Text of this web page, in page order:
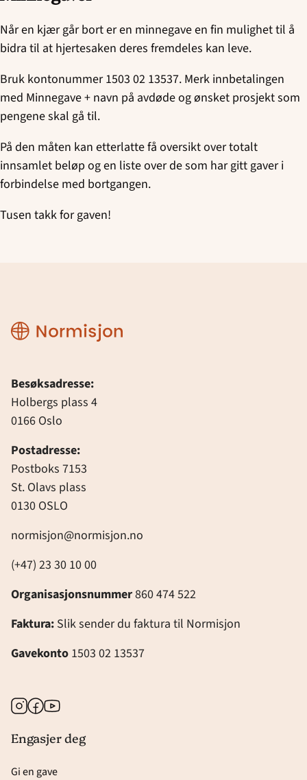
Når en kjær går bort er en minnegave en fin mulighet til å
bidra til at hjertesaken deres fremdeles kan leve.
Bruk kontonummer 1503 02 13537. Merk innbetalingen
med Minnegave + navn på avdøde og ønsket prosjekt som
pengene skal gå til.
På den måten kan etterlatte få oversikt over totalt
innsamlet beløp og en liste over de som har gitt gaver i
forbindelse med bortgangen.
Tusen takk for gaven!
Normisjon
Besøksadresse:
Holbergs plass 4
0166 Oslo
Postadresse:
Postboks 7153
St. Olavs plass
0130 OSLO
normisjon@normisjon.no
(+47) 23 30 10 00
Organisasjonsnummer860 474 522
Faktura: Slik sender du faktura til Normisjon
Gavekonto 1503 02 13537
Instagram
Facebook
Youtube
Engasjer deg
Gi en gave